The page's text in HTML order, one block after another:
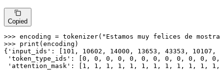
Copied
>>> encoding = tokenizer( "Estamos muy felices de
>>> print (encoding)
{ 'input_ids' : [ 101 , 10602 , 14000 , 13653 , 43353 , 10107 ,
'token_type_ids' : [ 0 , 0 , 0 , 0 , 0 , 0 , 0 , 0 , 0 , 0 , 0 , 0
'attention_mask' : [ 1 , 1 , 1 , 1 , 1 , 1 , 1 , 1 , 1 , 1 , 1 , 1